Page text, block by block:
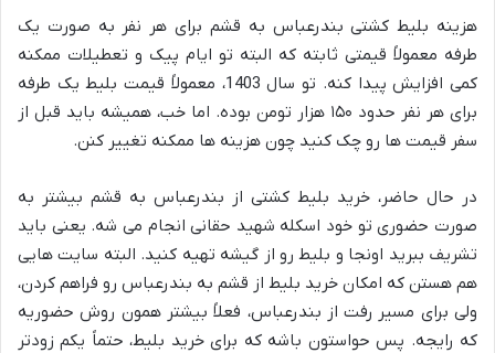
هزینه بلیط کشتی بندرعباس به قشم برای هر نفر به صورت یک
طرفه معمولاً قیمتی ثابته که البته تو ایام پیک و تعطیلات ممکنه
کمی افزایش پیدا کنه. تو سال 1403، معمولاً قیمت بلیط یک طرفه
برای هر نفر حدود ۱۵۰ هزار تومن بوده. اما خب، همیشه باید قبل از
سفر قیمت ها رو چک کنید چون هزینه ها ممکنه تغییر کنن.
در حال حاضر، خرید بلیط کشتی از بندرعباس به قشم بیشتر به
صورت حضوری تو خود اسکله شهید حقانی انجام می شه. یعنی باید
تشریف ببرید اونجا و بلیط رو از گیشه تهیه کنید. البته سایت هایی
هم هستن که امکان خرید بلیط از قشم به بندرعباس رو فراهم کردن،
ولی برای مسیر رفت از بندرعباس، فعلاً بیشتر همون روش حضوریه
که رایجه. پس حواستون باشه که برای خرید بلیط، حتماً یکم زودتر